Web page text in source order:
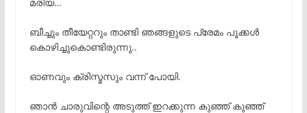
ബീച്ചും തീയേറ്ററും താണ്ടി ഞങ്ങളുടെ പ്രേമം പൂക്കൾ
കൊഴിച്ചുകൊണ്ടിരുന്നു..
ഓണവും ക്രിസ്മസും വന്ന് പോയി.
ഞാൻ ചാരുവിന്റെ അടുത്ത് ഇറക്കുന്ന കുഞ്ഞ് കുഞ്ഞ്